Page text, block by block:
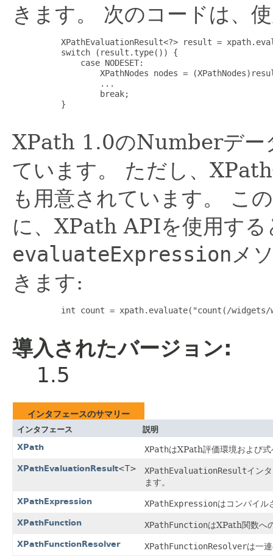
きます。
次のコードは、
XPathEvaluationResult<?> result =
     switch (result.type()) {
         case NODESET:
XPathNodes nodes =
             ...
             break;
     }
XPath 1.0のNumberデー
ています。
ただし、
も用意されています。
こ
に、XPath APIを使用す
evaluateExpressionメ
きます:
int count = xpath.evaluate("count(/
導入されたバージョン:
1.5
インタフェースのサマリー
インタフェース
説明
XPath
XPathはXPath評価環境および
XPathEvaluationResult<T> XPathEvaluationResultイン
ます。
XPathExpression XPathExpressionはコンパイル
XPathFunction XPathFunctionはXPath関数へ
XPathFunctionResolver XPathFunctionResolverは一